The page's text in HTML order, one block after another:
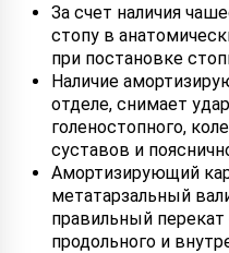
За счет наличия
стопу в
при постановке
Наличие
отделе, снимает
голеностопного,
суставов и
Амортизирующий
метатарзальный
правильный
продольного и